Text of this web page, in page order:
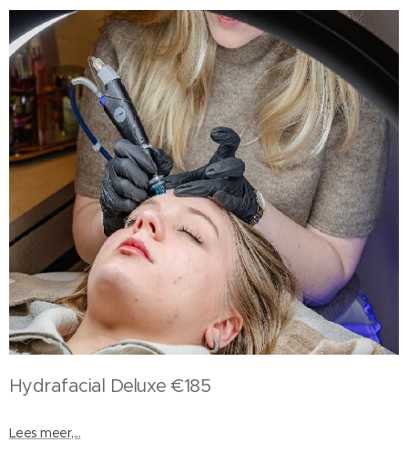
Hydrafacial Deluxe €185
Lees meer,...